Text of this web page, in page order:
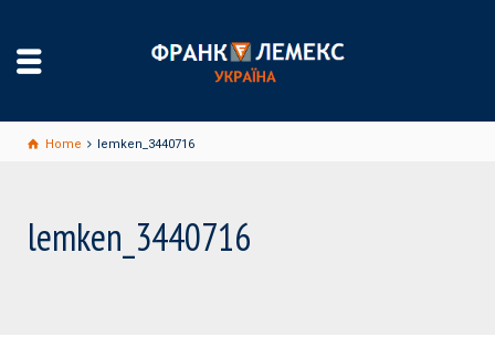
Home lemken_3440716
lemken_3440716